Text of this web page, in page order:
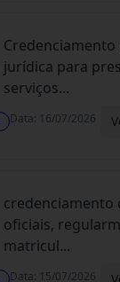
Credenciamento
jurídica para
serviços...
Data: 16/07/2026
credenciamento
oficiais,
matricul...
Data: 15/07/2026